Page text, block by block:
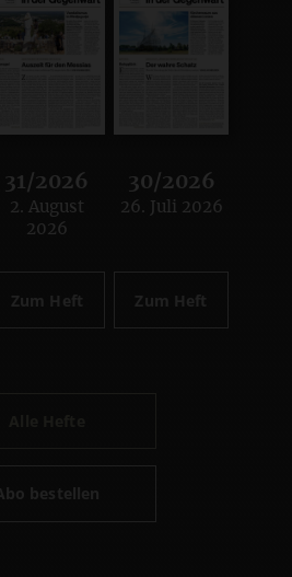
31/2026
:
2. August
2026
Zum Heft
30/2026
:
26. Juli 2026
Zum Heft
bestellen